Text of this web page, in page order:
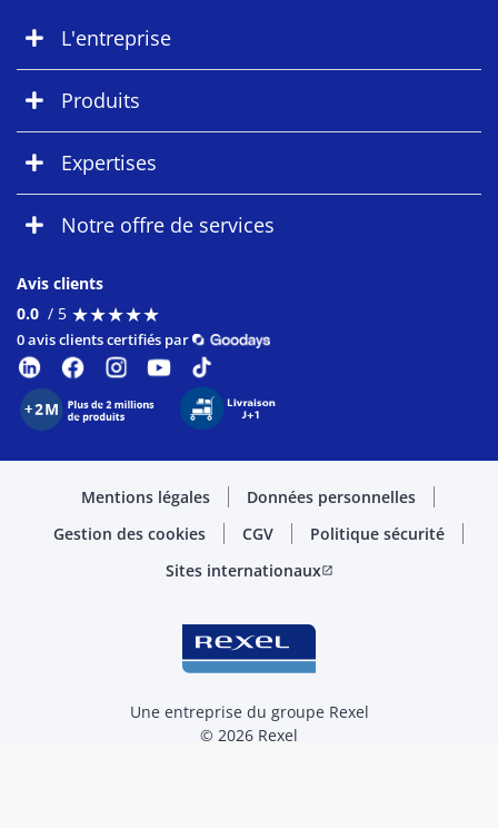
L'entreprise
Produits
Expertises
Notre offre de services
Avis clients
0.0 / 5 ★★★★★
★★★★★
0 avis clients certifiés par
Mentions légales
Données personnelles
Gestion des cookies
CGV
Politique sécurité
Sites internationauxopen_in_new
Une entreprise du groupe Rexel
© 2026 Rexel